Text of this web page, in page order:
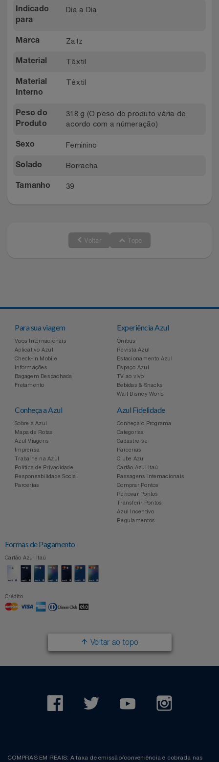
Relógios
Saúde E Bem-Estar
Utilidades Industriais
Vestuário
Stanley Pmi
The Bar
Top Store
Tramontina
Três Corações
Weconnect
Indicado
para
Dia a Dia
Marca Zatz
Material Têxtil
Material
Interno
Têxtil
Peso do
Produto
318 g (O peso do produto vária de
acordo com a númeração)
Sexo Feminino
Solado Borracha
Tamanho 39
Voltar Topo
Para sua viagem
Voos Internacionais
Aplicativo Azul
Check-in Mobile
Informações
Bagagem Despachada
Fretamento
Experiência Azul
Ônibus
Revista Azul
Estacionamento Azul
Espaço Azul
TV ao vivo
Bebidas & Snacks
Walt Disney World
Conheça a Azul
Sobre a Azul
Mapa de Rotas
Azul Viagens
Imprensa
Trabalhe na Azul
Política de Privacidade
Responsabilidade Social
Parcerias
Azul Fidelidade
Conheça o Programa
Categorias
Cadastre-se
Parcerias
Clube Azul
Cartão Azul Itaú
Passagens Internacionais
Comprar Pontos
Renovar Pontos
Transferir Pontos
Azul Incentivo
Regulamentos
Formas de Pagamento
Cartão Azul Itaú
Crédito
Voltar ao topo
COMPRAS EM REAIS: A taxa de emissão/conveniência é cobrada nas